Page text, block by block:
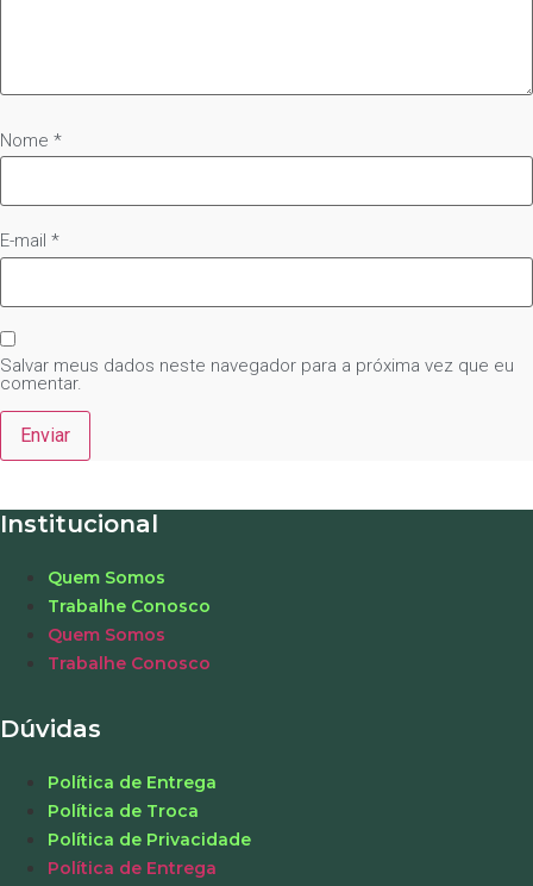
Nome *
E-mail *
Salvar meus dados neste navegador para a próxima vez que eu
comentar.
Institucional
Quem Somos
Trabalhe Conosco
Quem Somos
Trabalhe Conosco
Dúvidas
Política de Entrega
Política de Troca
Política de Privacidade
Política de Entrega